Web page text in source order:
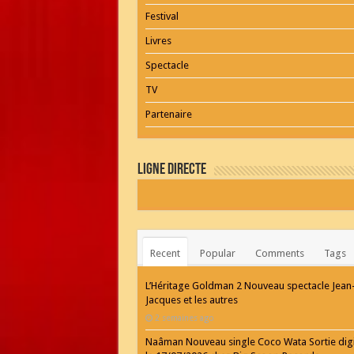
Festival
Livres
Spectacle
TV
Partenaire
Ligne Directe
Recent Popular Comments Tags
L’Héritage Goldman 2 Nouveau spectacle Jean-
Jacques et les autres
2 semaines ago
Naâman Nouveau single Coco Wata Sortie